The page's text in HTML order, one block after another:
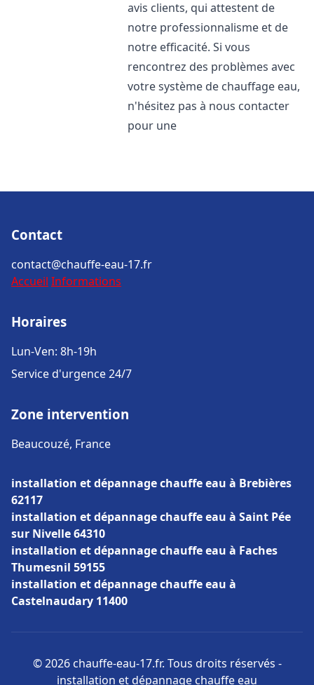
avis clients, qui attestent de
notre professionnalisme et de
notre efficacité. Si vous
rencontrez des problèmes avec
votre système de chauffage eau,
n'hésitez pas à nous contacter
pour une
Contact
contact@chauffe-eau-17.fr
Accueil Informations
Horaires
Lun-Ven: 8h-19h
Service d'urgence 24/7
Zone intervention
Beaucouzé, France
installation et dépannage chauffe eau à Brebières
62117
installation et dépannage chauffe eau à Saint Pée
sur Nivelle 64310
installation et dépannage chauffe eau à Faches
Thumesnil 59155
installation et dépannage chauffe eau à
Castelnaudary 11400
© 2026 chauffe-eau-17.fr. Tous droits réservés -
installation et dépannage chauffe eau